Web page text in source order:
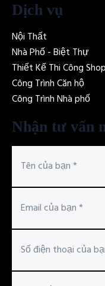
Dịch vụ
Nội Thất
Nhà Phố - Biệt Thự
Thiết Kế Thi Công Shop
Công Trình Căn hộ
Công Trình Nhà phố
Nhận tư vấn